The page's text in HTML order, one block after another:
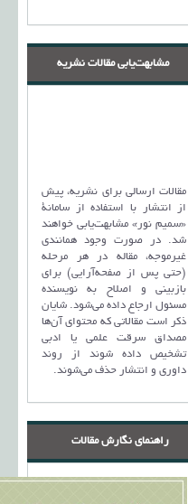
مشابهت‌یابی مقالات نشریه
مقالات ارسالی برای نشریه، پیش
از انتشار با استفاده از سامانۀ
«سمیم نور» مشابهت‌یابی خواهند
شد. در صورت وجود همانندی
غیرموجه، مقاله در هر مرحله
(حتی پس از صفحه‌آرایی) برای
بازبینی و اصلاح به نویسنده
مسئول ارجاع داده می‌شود. شایان
ذکر است مقالاتی که محتوای آن‌ها
مصداق سرقت علمی یا ادبی
تشخیص داده شوند از روند
داوری و انتشار حذف می‌شوند.
راهنمای نگارش مقالات